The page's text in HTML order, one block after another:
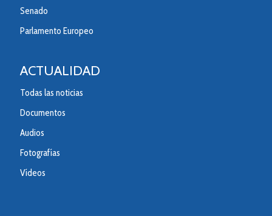
Senado
Parlamento Europeo
ACTUALIDAD
Todas las noticias
Documentos
Audios
Fotografías
Vídeos